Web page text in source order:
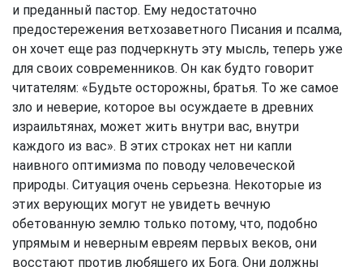
и преданный пастор. Ему недостаточно
предостережения ветхозаветного Писания и псалма,
он хочет еще раз подчеркнуть эту мысль, теперь уже
для своих современников. Он как будто говорит
читателям: «Будьте осторожны, братья. То же самое
зло и неверие, которое вы осуждаете в древних
израильтянах, может жить внутри вас, внутри
каждого из вас». В этих строках нет ни капли
наивного оптимизма по поводу человеческой
природы. Ситуация очень серьезна. Некоторые из
этих верующих могут не увидеть вечную
обетованную землю только потому, что, подобно
упрямым и неверным евреям первых веков, они
восстают против любящего их Бога. Они должны